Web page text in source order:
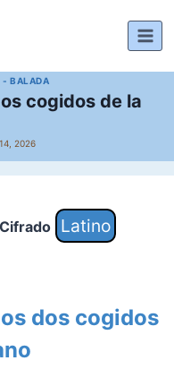
- BALADA
cogidos de la
2026
Cifrado
Latino
dos cogidos